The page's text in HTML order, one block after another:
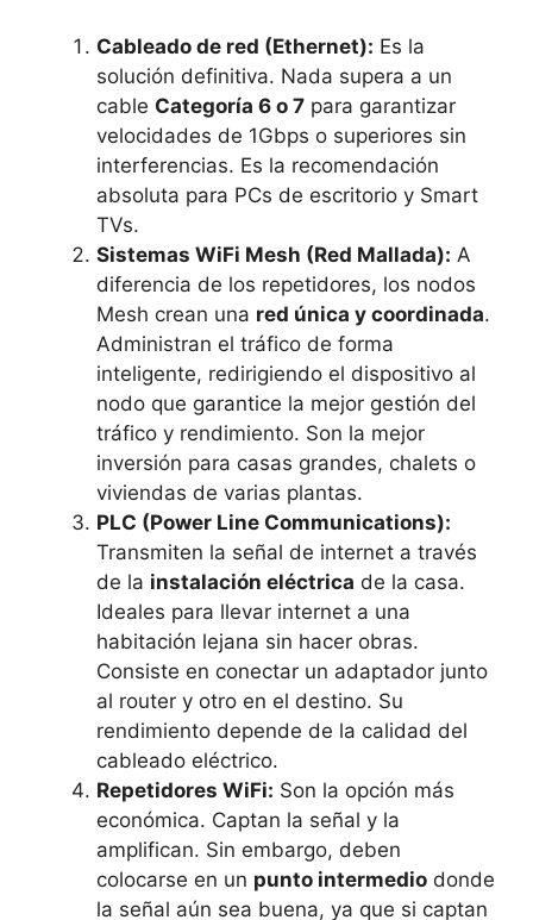
Cableado de red (Ethernet): Es la
solución definitiva. Nada supera a un
cable Categoría 6 o 7 para garantizar
velocidades de 1Gbps o superiores sin
interferencias. Es la recomendación
absoluta para PCs de escritorio y Smart
TVs.
Sistemas WiFi Mesh (Red Mallada): A
diferencia de los repetidores, los nodos
Mesh crean una red única y coordinada.
Administran el tráfico de forma
inteligente, redirigiendo el dispositivo al
nodo que garantice la mejor gestión del
tráfico y rendimiento. Son la mejor
inversión para casas grandes, chalets o
viviendas de varias plantas.
PLC (Power Line Communications):
Transmiten la señal de internet a través
de la instalación eléctrica de la casa.
Ideales para llevar internet a una
habitación lejana sin hacer obras.
Consiste en conectar un adaptador junto
al router y otro en el destino. Su
rendimiento depende de la calidad del
cableado eléctrico.
Repetidores WiFi: Son la opción más
económica. Captan la señal y la
amplifican. Sin embargo, deben
colocarse en un punto intermedio donde
la señal aún sea buena, ya que si captan